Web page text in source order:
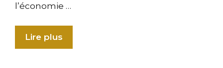
l’économie …
Lire plus